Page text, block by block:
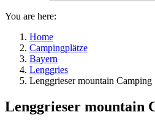
You are here:
Home
Campingplätze
Bayern
Lenggries
Lenggrieser mountain Camping
Lenggrieser mountain